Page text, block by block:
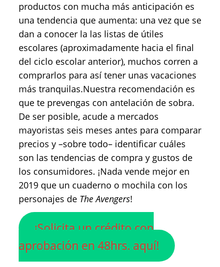
productos con mucha más anticipación es
una tendencia que aumenta: una vez que se
dan a conocer la las listas de útiles
escolares (aproximadamente hacia el final
del ciclo escolar anterior), muchos corren a
comprarlos para así tener unas vacaciones
más tranquilas.Nuestra recomendación es
que te prevengas con antelación de sobra.
De ser posible, acude a mercados
mayoristas seis meses antes para comparar
precios y –sobre todo– identificar cuáles
son las tendencias de compra y gustos de
los consumidores. ¡Nada vende mejor en
2019 que un cuaderno o mochila con los
personajes de The Avengers!
¡Solicita un crédito con
aprobación en 48hrs. aquí!